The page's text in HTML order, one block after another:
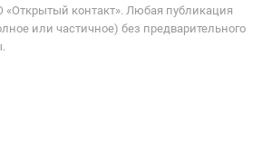
контакт». Любая публикация
или частичное) без предварительного